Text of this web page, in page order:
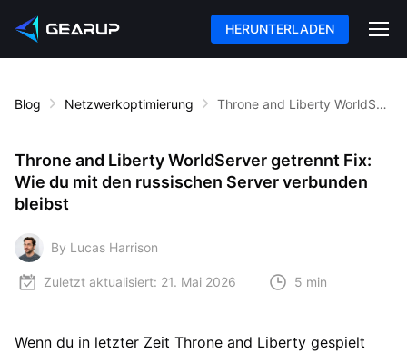
HERUNTERLADEN
Blog Netzwerkoptimierung Throne and Liberty WorldServer getrennt Fix: Wie du mit den russischen Server verbunden bleibst
Throne and Liberty WorldServer getrennt Fix:
Wie du mit den russischen Server verbunden
bleibst
By Lucas Harrison
Zuletzt aktualisiert: 21. Mai 2026 5 min
Wenn du in letzter Zeit Throne and Liberty gespielt